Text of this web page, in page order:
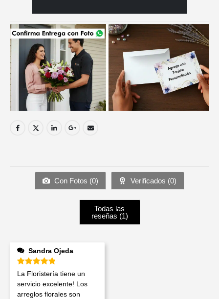
Con Fotos (0) Verificados (0)
Todas las
reseñas (1)
Sandra Ojeda
Valorado en5de 5
La Floristería tiene un
servicio excelente! Los
arreglos florales son